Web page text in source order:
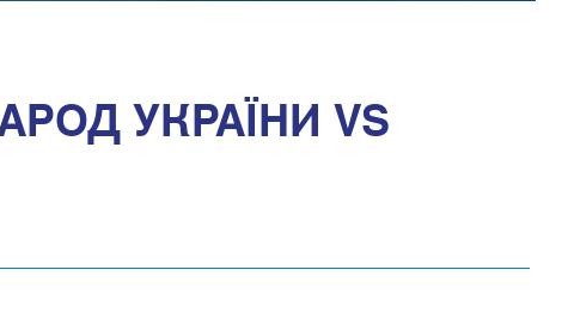
УКРАЇНИ VS